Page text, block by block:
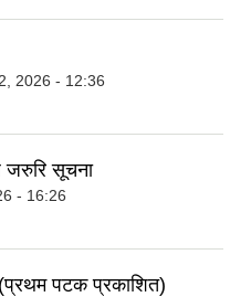
2026 - 12:36
जरुरि सूचना
- 16:26
पटक प्रकाशित)